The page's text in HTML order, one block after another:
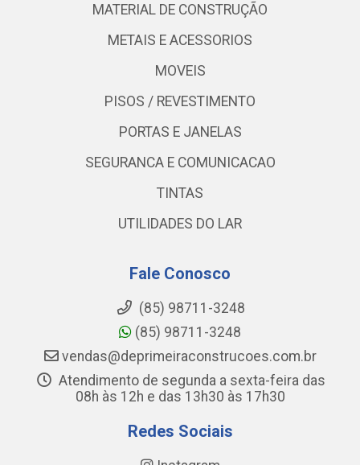
MATERIAL DE CONSTRUÇÃO
METAIS E ACESSORIOS
MOVEIS
PISOS / REVESTIMENTO
PORTAS E JANELAS
SEGURANCA E COMUNICACAO
TINTAS
UTILIDADES DO LAR
Fale Conosco
(85) 98711-3248
(85) 98711-3248
vendas@deprimeiraconstrucoes.com.br
Atendimento de segunda a sexta-feira das
08h às 12h e das 13h30 às 17h30
Redes Sociais